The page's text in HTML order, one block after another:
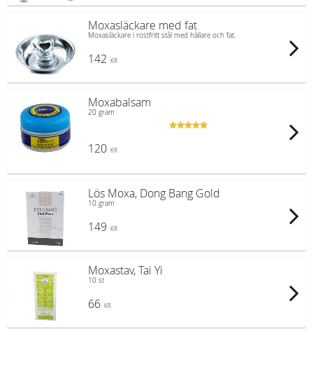
Moxasläckare med fat
Moxasläckare i rostfritt stål med hållare och fat.
142 KR
Moxabalsam
20 gram
120 KR
Lös Moxa, Dong Bang Gold
10 gram
149 KR
Moxastav, Tai Yi
10 st
66 KR